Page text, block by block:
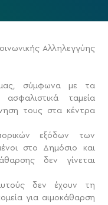
Αλληλεγγύης
σύμφωνα με τα
ταμεία
τους στα κέντρα
εξόδων των
στο Δημόσιο και
δεν γίνεται
δεν έχουν τη
για αιμοκάθαρση